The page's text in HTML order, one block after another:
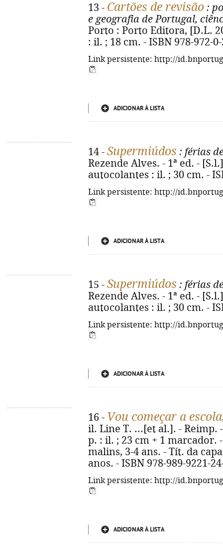
13 - Cartões de revisão :
e geografia de Portugal,
Porto : Porto Editora, [D.L.
: il. ; 18 cm. - ISBN 978-972-
Link persistente: http://
ADICIONAR À LISTA
14 - Supermiúdos : férias
Rezende Alves. - 1ª ed. -
autocolantes : il. ; 30 cm. -
Link persistente: http://
ADICIONAR À LISTA
15 - Supermiúdos : férias
Rezende Alves. - 1ª ed. -
autocolantes : il. ; 30 cm. -
Link persistente: http://
ADICIONAR À LISTA
16 - Vou começar a
il. Line T. ...[et al.]. - Reimp.
p. : il. ; 23 cm + 1
malins, 3-4 ans. - Tít. da
anos. - ISBN 978-989-9221-
Link persistente: http://
ADICIONAR À LISTA